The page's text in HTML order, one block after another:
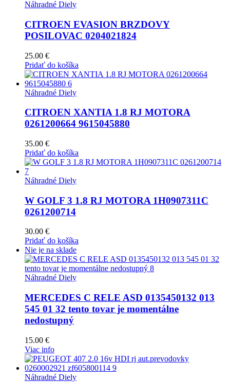
Náhradné Diely
CITROEN EVASION BRZDOVY
POSILOVAC 0204021824
25.00 €
Pridať do košíka
Náhradné Diely
CITROEN XANTIA 1.8 RJ MOTORA
0261200664 9615045880
35.00 €
Pridať do košíka
Náhradné Diely
W GOLF 3 1.8 RJ MOTORA 1H0907311C
0261200714
30.00 €
Pridať do košíka
Nie je na sklade
Náhradné Diely
MERCEDES C RELE ASD 0135450132 013
545 01 32 tento tovar je momentálne
nedostupný
15.00 €
Viac info
Náhradné Diely